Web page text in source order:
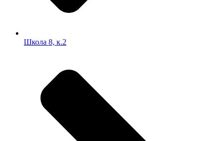
Школа 8, к.2